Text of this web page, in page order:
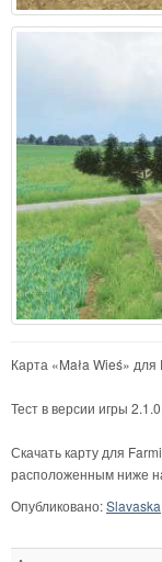
Карта «Mała Wieś»
Тест в версии игры
Скачать карту для
расположенным ниже
Опубликовано:Slavaska